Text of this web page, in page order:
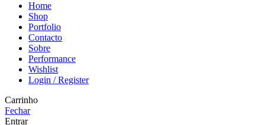
Home
Shop
Portfolio
Contacto
Sobre
Performance
Wishlist
Login / Register
Carrinho
Fechar
Entrar